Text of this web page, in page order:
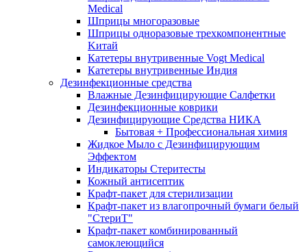
Medical
Шприцы многоразовые
Шприцы одноразовые трехкомпонентные
Kитай
Катетеры внутривенные Vogt Medical
Катетеры внутривенные Индия
Дезинфекционные средства
Влажные Дезинфицирующие Салфетки
Дезинфекционные коврики
Дезинфицирующие Средства НИКА
Бытовая + Профессиональная химия
Жидкое Мыло с Дезинфицирующим
Эффектом
Индикаторы Стеритесты
Кожный антисептик
Крафт-пакет для стерилизации
Крафт-пакет из влагопрочный бумаги белый
"СтериТ"
Крафт-пакет комбинированный
самоклеющийся